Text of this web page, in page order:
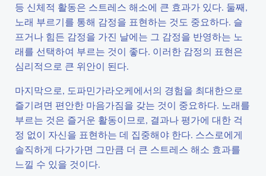
등 신체적 활동은 스트레스 해소에 큰 효과가 있다. 둘째,
노래 부르기를 통해 감정을 표현하는 것도 중요하다. 슬
프거나 힘든 감정을 가진 날에는 그 감정을 반영하는 노
래를 선택하여 부르는 것이 좋다. 이러한 감정의 표현은
심리적으로 큰 위안이 된다.
마지막으로, 도파민가라오케에서의 경험을 최대한으로
즐기려면 편안한 마음가짐을 갖는 것이 중요하다. 노래를
부르는 것은 즐거운 활동이므로, 결과나 평가에 대한 걱
정 없이 자신을 표현하는 데 집중해야 한다. 스스로에게
솔직하게 다가가면 그만큼 더 큰 스트레스 해소 효과를
느낄 수 있을 것이다.